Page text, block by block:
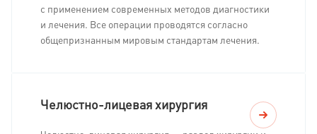
с применением современных методов диагностики
и лечения. Все операции проводятся согласно
общепризнанным мировым стандартам лечения.
Челюстно-лицевая хирургия